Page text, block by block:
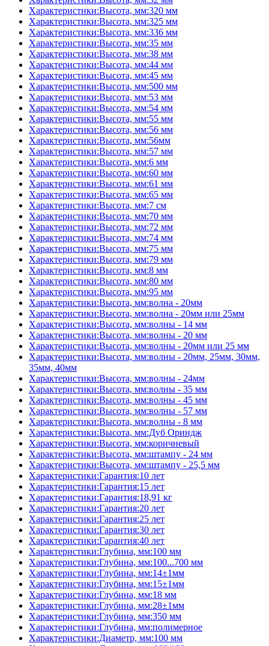
Характеристики:Высота, мм:320 мм
Характеристики:Высота, мм:325 мм
Характеристики:Высота, мм:336 мм
Характеристики:Высота, мм:35 мм
Характеристики:Высота, мм:38 мм
Характеристики:Высота, мм:44 мм
Характеристики:Высота, мм:45 мм
Характеристики:Высота, мм:500 мм
Характеристики:Высота, мм:53 мм
Характеристики:Высота, мм:54 мм
Характеристики:Высота, мм:55 мм
Характеристики:Высота, мм:56 мм
Характеристики:Высота, мм:56мм
Характеристики:Высота, мм:57 мм
Характеристики:Высота, мм:6 мм
Характеристики:Высота, мм:60 мм
Характеристики:Высота, мм:61 мм
Характеристики:Высота, мм:65 мм
Характеристики:Высота, мм:7 см
Характеристики:Высота, мм:70 мм
Характеристики:Высота, мм:72 мм
Характеристики:Высота, мм:74 мм
Характеристики:Высота, мм:75 мм
Характеристики:Высота, мм:79 мм
Характеристики:Высота, мм:8 мм
Характеристики:Высота, мм:80 мм
Характеристики:Высота, мм:95 мм
Характеристики:Высота, мм:волна - 20мм
Характеристики:Высота, мм:волна - 20мм или 25мм
Характеристики:Высота, мм:волны - 14 мм
Характеристики:Высота, мм:волны - 20 мм
Характеристики:Высота, мм:волны - 20мм или 25 мм
Характеристики:Высота, мм:волны - 20мм, 25мм, 30мм,
35мм, 40мм
Характеристики:Высота, мм:волны - 24мм
Характеристики:Высота, мм:волны - 35 мм
Характеристики:Высота, мм:волны - 45 мм
Характеристики:Высота, мм:волны - 57 мм
Характеристики:Высота, мм:волны - 8 мм
Характеристики:Высота, мм:Дуб Ориндж
Характеристики:Высота, мм:коричневый
Характеристики:Высота, мм:штампу - 24 мм
Характеристики:Высота, мм:штампу - 25,5 мм
Характеристики:Гарантия:10 лет
Характеристики:Гарантия:15 лет
Характеристики:Гарантия:18,91 кг
Характеристики:Гарантия:20 лет
Характеристики:Гарантия:25 лет
Характеристики:Гарантия:30 лет
Характеристики:Гарантия:40 лет
Характеристики:Глубина, мм:100 мм
Характеристики:Глубина, мм:100...700 мм
Характеристики:Глубина, мм:14±1мм
Характеристики:Глубина, мм:15±1мм
Характеристики:Глубина, мм:18 мм
Характеристики:Глубина, мм:28±1мм
Характеристики:Глубина, мм:350 мм
Характеристики:Глубина, мм:полимерное
Характеристики:Диаметр, мм:100 мм